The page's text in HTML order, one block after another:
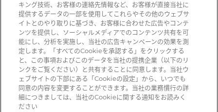
プライバシーと使用
個人情報保護方針
契約条件
Manage Cookies
詐欺メールを受信していませんか？ 詐欺の疑いのある不審な電子メール、ソ
ーシャルメディアメッセージ、テキストメッセージ、または電話を受信した
時は、reportphishing@pall.com
キング技術、お客様の連絡先情報など、お客様が直接当社に
提供するデータの一部を使用してこれらやその他のウェブサ
イトとのやり取りに基づき、お客様に合わせた広告やコンテ
ンツを提供し、ソーシャルメディアでのコンテンツ共有を可
能にし、分析を実施し、当社の広告キャンペーンの効果を測
定します。「すべてのCookieを承認する」をクリックする
と、この事項およびこのデータを当社の提携企業（以下のリ
ンクをご覧ください）と共有することに同意します。当社ウ
ェブサイトの下部にある「Cookieの設定」から、いつでも
同意の内容を変更することができます。当社の業務慣行の詳
細につきましては、当社のCookieに関する通知をお読みく
ださい